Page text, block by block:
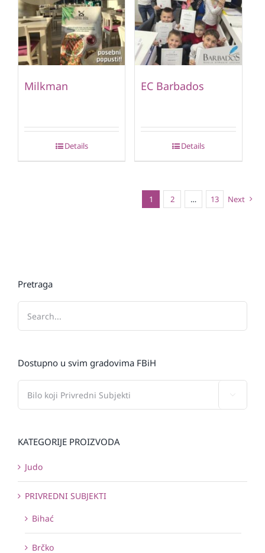
Milkman
Details
EC Barbados
Details
1 2 … 13 Next
Pretraga
Dostupno u svim gradovima FBiH
KATEGORIJE PROIZVODA
Judo
PRIVREDNI SUBJEKTI
Bihać
Brčko